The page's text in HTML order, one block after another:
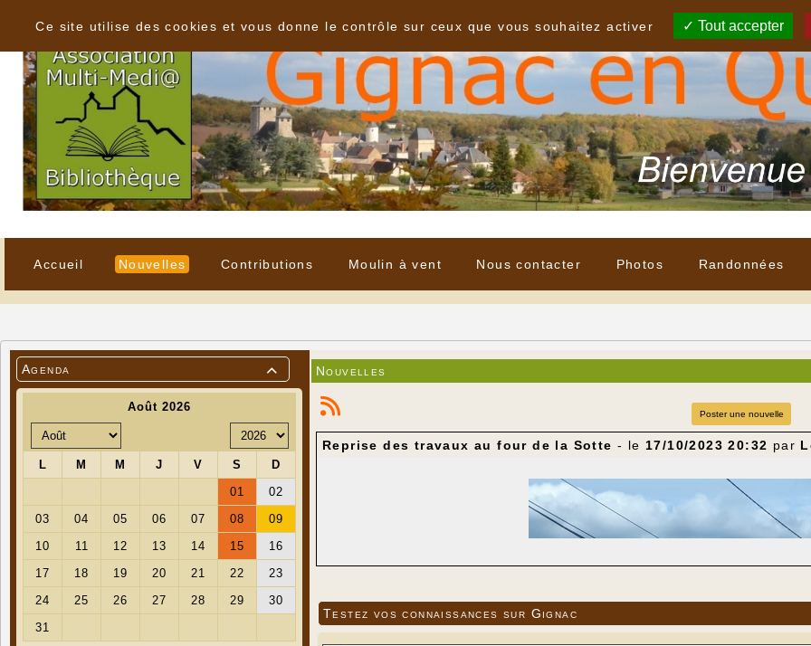
Accueil Nouvelles Contributions Moulin à vent Nous contacter Photos Randonnées

Agenda Nouvelles
Poster une nouvelle
Reprise des travaux au four de la Sotte - le 17/10/2023 20:32 par
Testez vos connaissances sur Gignac
Ce site utilise des cookies et vous donne le contrôle sur ceux que vous souhaitez activer
Tout accepter